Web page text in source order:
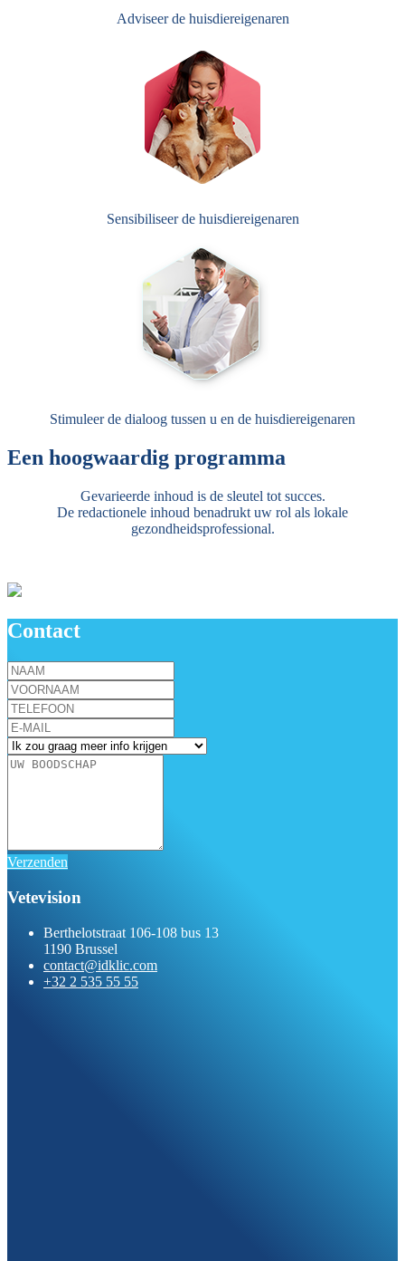
Adviseer de huisdiereigenaren
Sensibiliseer de huisdiereigenaren
Stimuleer de dialoog tussen u en de huisdiereigenaren
Een hoogwaardig programma
Gevarieerde inhoud is de sleutel tot succes.
De redactionele inhoud benadrukt uw rol als lokale
gezondheidsprofessional.
Contact
Verzenden
Vetevision
Berthelotstraat 106-108 bus 13
1190 Brussel
contact@idklic.com
+32 2 535 55 55